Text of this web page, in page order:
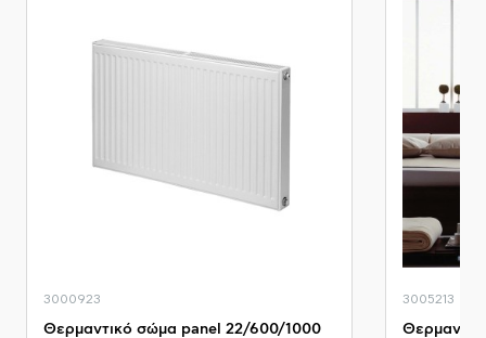
3000923
Θερμαντικό σώμα panel 22/600/1000
3005213